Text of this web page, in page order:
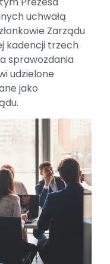
uchwałą
Zarządu
kadencji trzech
sprawozdania
udzielone
jako